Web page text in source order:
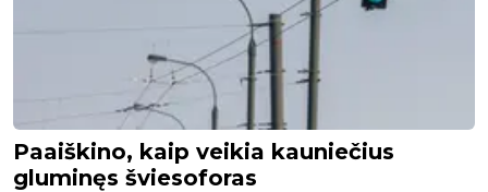
Paaiškino, kaip veikia kauniečius
gluminęs šviesoforas